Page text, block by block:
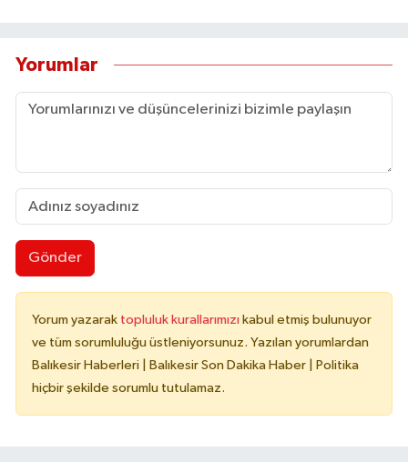
Yorumlar
Gönder
Yorum yazarak topluluk kurallarımızı kabul etmiş bulunuyor
ve tüm sorumluluğu üstleniyorsunuz. Yazılan yorumlardan
Balıkesir Haberleri | Balıkesir Son Dakika Haber | Politika
hiçbir şekilde sorumlu tutulamaz.